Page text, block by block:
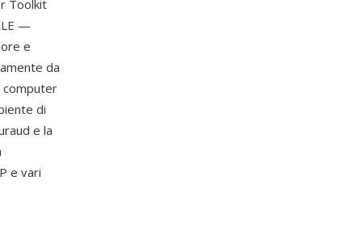
Toolkit
—
e
da
computer
di
e la
e vari